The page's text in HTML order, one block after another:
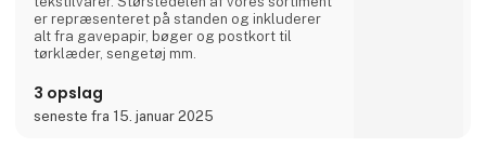
er repræsenteret på standen og inkluderer
alt fra gavepapir, bøger og postkort til
tørklæder, sengetøj mm.
3 opslag
seneste fra 15. januar 2025